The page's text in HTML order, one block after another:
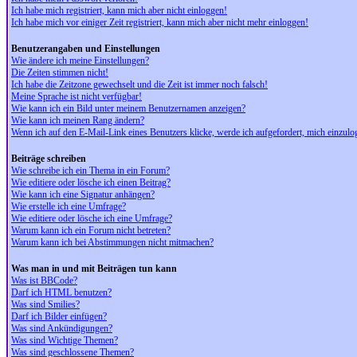
Ich habe mich registriert, kann mich aber nicht einloggen!
Ich habe mich vor einiger Zeit registriert, kann mich aber nicht mehr einloggen!
Benutzerangaben und Einstellungen
Wie ändere ich meine Einstellungen?
Die Zeiten stimmen nicht!
Ich habe die Zeitzone gewechselt und die Zeit ist immer noch falsch!
Meine Sprache ist nicht verfügbar!
Wie kann ich ein Bild unter meinem Benutzernamen anzeigen?
Wie kann ich meinen Rang ändern?
Wenn ich auf den E-Mail-Link eines Benutzers klicke, werde ich aufgefordert, mich
Beiträge schreiben
Wie schreibe ich ein Thema in ein Forum?
Wie editiere oder lösche ich einen Beitrag?
Wie kann ich eine Signatur anhängen?
Wie erstelle ich eine Umfrage?
Wie editiere oder lösche ich eine Umfrage?
Warum kann ich ein Forum nicht betreten?
Warum kann ich bei Abstimmungen nicht mitmachen?
Was man in und mit Beiträgen tun kann
Was ist BBCode?
Darf ich HTML benutzen?
Was sind Smilies?
Darf ich Bilder einfügen?
Was sind Ankündigungen?
Was sind Wichtige Themen?
Was sind geschlossene Themen?